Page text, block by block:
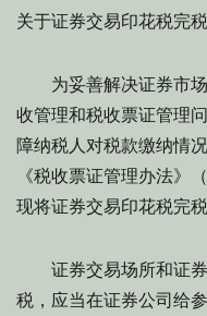
关于证券交易印花税完
为妥善解决证券市场
收管理和税收票证管理
障纳税人对税款缴纳情
《税收票证管理办法》
现将证券交易印花税完
证券交易场所和证券
税，应当在证券公司给